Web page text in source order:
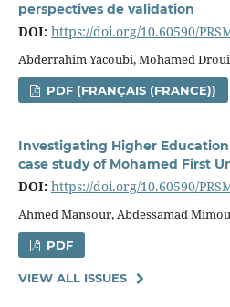
perspectives de validation
DOI: https://doi.org/10.60590/
Abderrahim Yacoubi, Mohamed Droui
PDF (FRANÇAIS (FRANCE))
Investigating Higher
case study of Mohamed First
DOI: https://doi.org/10.60590/
Ahmed Mansour, Abdessamad
PDF
VIEW ALL ISSUES